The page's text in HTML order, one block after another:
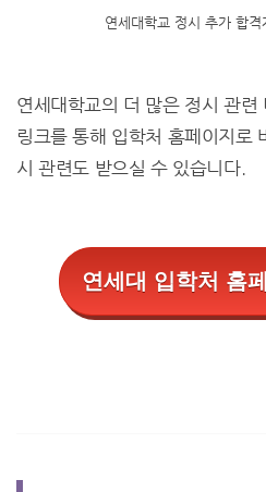
연세대학교 정시 추가 합
연세대학교의 더 많은 정시 관련
링크를 통해 입학처 홈페이지로
시 관련도 받으실 수 있습니다.
연세대 입학처 홈